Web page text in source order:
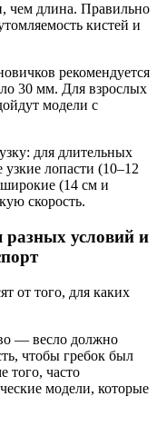
чем длина. Правильно
кистей и
рекомендуется
30 мм. Для взрослых
модели с
для длительных
лопасти (10–12
(14 см и
скорость.
разных условий и
от того, для каких
— весло должно
чтобы гребок был
того, часто
модели, которые